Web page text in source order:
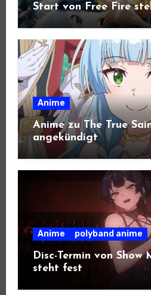
Start von Free Fire
Anime
Anime zu The True
angekündigt
Anime polyband anime
Disc-Termin von Show
steht fest